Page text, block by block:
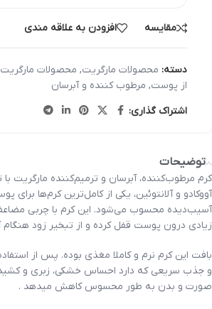
مقایسه افزودن به علاقه مندی
دسته: محصولات مارگریت, محصولات مارگریت
از پوست, مرطوب کننده و آبرسان
اشتراک گذاری:
توضیحات
کرم مرطوب‌کننده، آبرسان و ترمیم‌کننده مارگریت
آووکادو و آلانتوئین، یکی از کامل‌ترین کرم‌ها
آسیب‌دیده محسوب می‌شود. این کرم با چربی
زیادی درون پوست قفل کرده و از تبخیر زود
بافت این کرم نرم و کاملا مغذی بوده. پس از
و جذب سریعی که دارد احساس خشکی، زبری و
صورت و بدن به طور محسوس کاهش میدهد .